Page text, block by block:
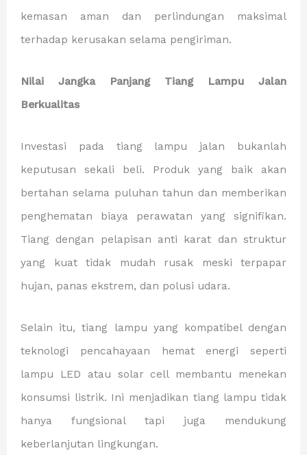
kemasan aman dan perlindungan maksimal
terhadap kerusakan selama pengiriman.
Nilai Jangka Panjang Tiang Lampu Jalan
Berkualitas
Investasi pada tiang lampu jalan bukanlah
keputusan sekali beli. Produk yang baik akan
bertahan selama puluhan tahun dan memberikan
penghematan biaya perawatan yang signifikan.
Tiang dengan pelapisan anti karat dan struktur
yang kuat tidak mudah rusak meski terpapar
hujan, panas ekstrem, dan polusi udara.
Selain itu, tiang lampu yang kompatibel dengan
teknologi pencahayaan hemat energi seperti
lampu LED atau solar cell membantu menekan
konsumsi listrik. Ini menjadikan tiang lampu tidak
hanya fungsional tapi juga mendukung
keberlanjutan lingkungan.